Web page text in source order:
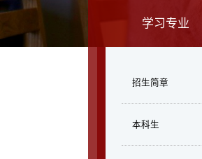
学习专业
招生简章
本科生